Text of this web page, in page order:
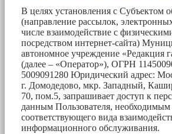
В целях установления с Субъектом
(направление рассылок,
числе взаимодействие с
посредством интернет-сайта)
автономное учреждение «Редакция
(далее – «Оператор»), ОГРН
5009091280 Юридический адрес:
г. Домодедово, мкр. Западный,
70, пом.5, запрашивает доступ к
данным Пользователя, необходимым
соответствующего вида
информационного обслуживания.